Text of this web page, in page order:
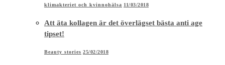
klimakteriet och kvinnohälsa 11/03/2018
Att äta kollagen är det överlägset bästa anti age
tipset!
Beauty stories 25/02/2018